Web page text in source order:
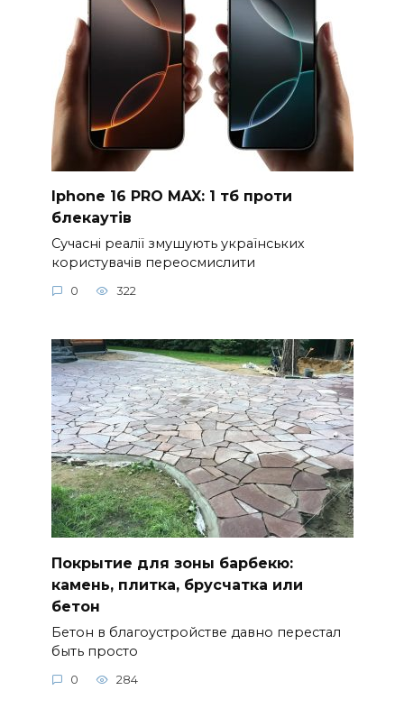
Iphone 16 PRO MAX: 1 тб проти
блекаутів
Сучасні реалії змушують українських
користувачів переосмислити
0 322
Покрытие для зоны барбекю:
камень, плитка, брусчатка или
бетон
Бетон в благоустройстве давно перестал
быть просто
0 284